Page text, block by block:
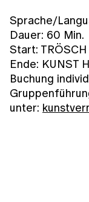
Sprache/
Dauer: 60 Min.
Start:
Ende: KUNST
Buchung
unter: